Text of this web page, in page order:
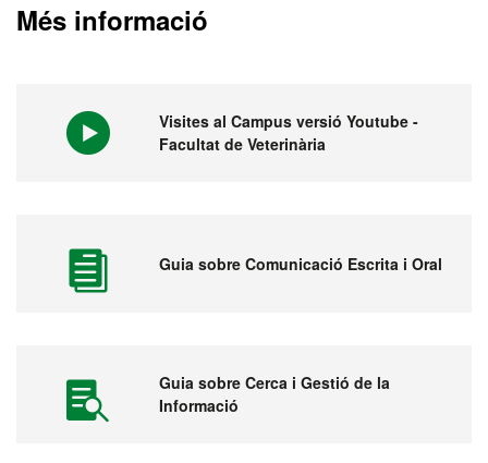
Més informació
Visites al Campus versió Youtube -
Facultat de Veterinària
Guia sobre Comunicació Escrita i Oral
Guia sobre Cerca i Gestió de la
Informació